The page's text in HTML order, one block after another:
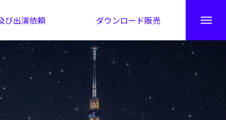
び出演依頼 ダウンロード販売